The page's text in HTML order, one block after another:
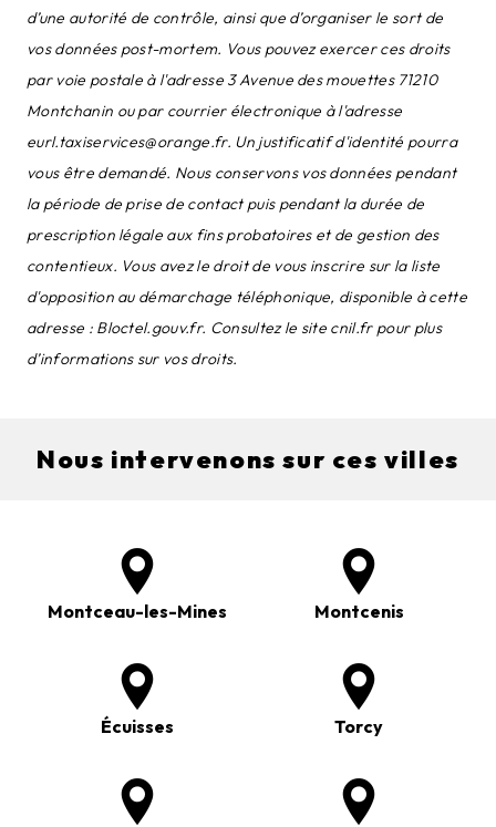
d’une autorité de contrôle, ainsi que d’organiser le sort de
vos données post-mortem. Vous pouvez exercer ces droits
par voie postale à l'adresse 3 Avenue des mouettes 71210
Montchanin ou par courrier électronique à l'adresse
eurl.taxiservices@orange.fr. Un justificatif d'identité pourra
vous être demandé. Nous conservons vos données pendant
la période de prise de contact puis pendant la durée de
prescription légale aux fins probatoires et de gestion des
contentieux. Vous avez le droit de vous inscrire sur la liste
d'opposition au démarchage téléphonique, disponible à cette
adresse : Bloctel.gouv.fr. Consultez le site cnil.fr pour plus
d’informations sur vos droits.
Nous intervenons sur ces villes
Montceau-les-Mines Montcenis
Écuisses Torcy